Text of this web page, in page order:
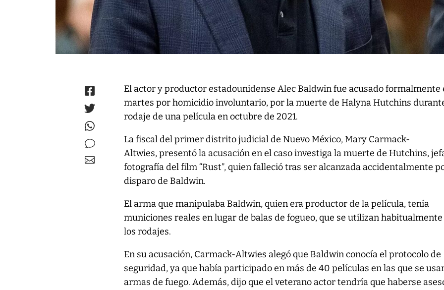
El actor y productor estadounidense Alec Baldwin fue acusado formalmente
martes por homicidio involuntario, por la muerte de Halyna Hutchins
rodaje de una película en octubre de 2021.
La fiscal del primer distrito judicial de Nuevo México, Mary Carmack-
Altwies, presentó la acusación en el caso investiga la muerte de Hutchins,
fotografía del film “Rust”, quien falleció tras ser alcanzada accidentalmente
disparo de Baldwin.
El arma que manipulaba Baldwin, quien era productor de la película, tenía
municiones reales en lugar de balas de fogueo, que se utilizan
los rodajes.
En su acusación, Carmack-Altwies alegó que Baldwin conocía el protocolo de
seguridad, ya que había participado en más de 40 películas en las que se
armas de fuego. Además, dijo que el veterano actor tendría que haberse